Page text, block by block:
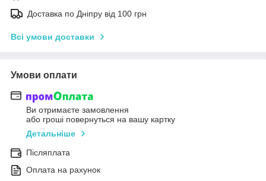
Доставка по Дніпру від 100 грн
Всі умови доставки
Умови оплати
Ви отримаєте замовлення
або гроші повернуться на вашу картку
Детальніше
Післяплата
Оплата на рахунок